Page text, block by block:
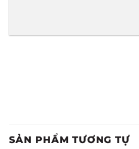
SẢN PHẨM TƯƠNG TỰ